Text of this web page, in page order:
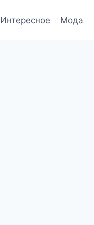
Интересное Мода